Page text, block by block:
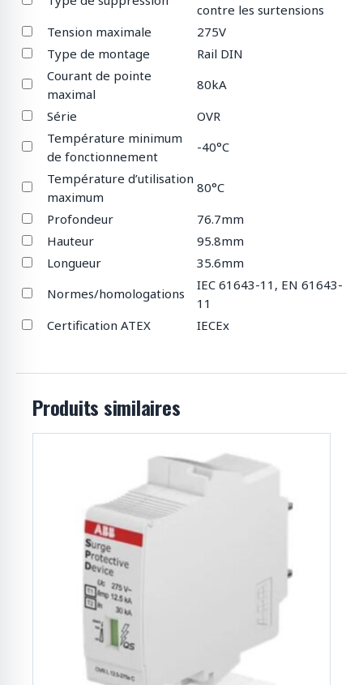
contre les surtensions
Tension maximale
275V
Type de montage
Rail DIN
Courant de pointe
maximal
80kA
Série
OVR
Température minimum
de fonctionnement
-40°C
Température d’utilisation
maximum
80°C
Profondeur
76.7mm
Hauteur
95.8mm
Longueur
35.6mm
Normes/homologations
IEC 61643-11, EN 61643-
11
Certification ATEX
IECEx
Produits similaires